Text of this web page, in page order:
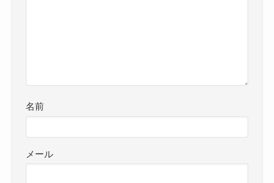
名前
メール